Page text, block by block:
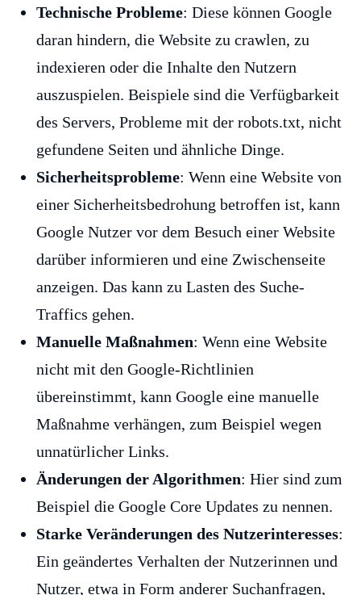
Technische Probleme: Diese können Google
daran hindern, die Website zu crawlen, zu
indexieren oder die Inhalte den Nutzern
auszuspielen. Beispiele sind die Verfügbarkeit
des Servers, Probleme mit der robots.txt, nicht
gefundene Seiten und ähnliche Dinge.
Sicherheitsprobleme: Wenn eine Website von
einer Sicherheitsbedrohung betroffen ist, kann
Google Nutzer vor dem Besuch einer Website
darüber informieren und eine Zwischenseite
anzeigen. Das kann zu Lasten des Suche-
Traffics gehen.
Manuelle Maßnahmen: Wenn eine Website
nicht mit den Google-Richtlinien
übereinstimmt, kann Google eine manuelle
Maßnahme verhängen, zum Beispiel wegen
unnatürlicher Links.
Änderungen der Algorithmen: Hier sind zum
Beispiel die Google Core Updates zu nennen.
Starke Veränderungen des Nutzerinteresses:
Ein geändertes Verhalten der Nutzerinnen und
Nutzer, etwa in Form anderer Suchanfragen,